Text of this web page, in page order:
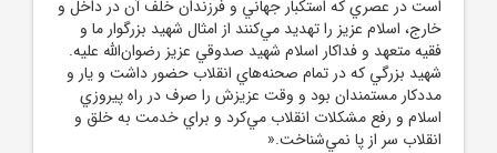
است در عصري که استکبار جهاني و فرزندان خلف آن در داخل و
خارج، اسلام عزيز را تهديد مي‌کنند از امثال شهيد بزرگوار ما و
فقيه متعهد و فداکار اسلام شهيد صدوقي عزيز رضوان‌الله عليه.
شهيد بزرگي که در تمام صحنه‌هاي انقلاب حضور داشت و يار و
مددکار مستمندان بود و وقت عزيزش را صرف در راه پيروزي
اسلام و رفع مشکلات انقلاب مي‌کرد و براي خدمت به خلق و
انقلاب سر از پا نمي‌شناخت.«